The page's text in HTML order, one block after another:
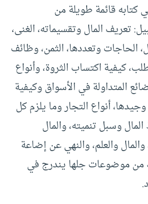
كتابه قائمة طويلة من
تعريف المال وتقسيماته، الغنى،
الحاجات وتعددها، الثمن، وظائف
كيفية اكتساب الثروة، وأنواع
المتداولة في الأسواق وكيفية
وجيدها، أنواع التجار وما يلزم كل
وسبل تنميته، والمال
والعلم، والنهي عن إضاعة
من موضوعات جلها يندرج في